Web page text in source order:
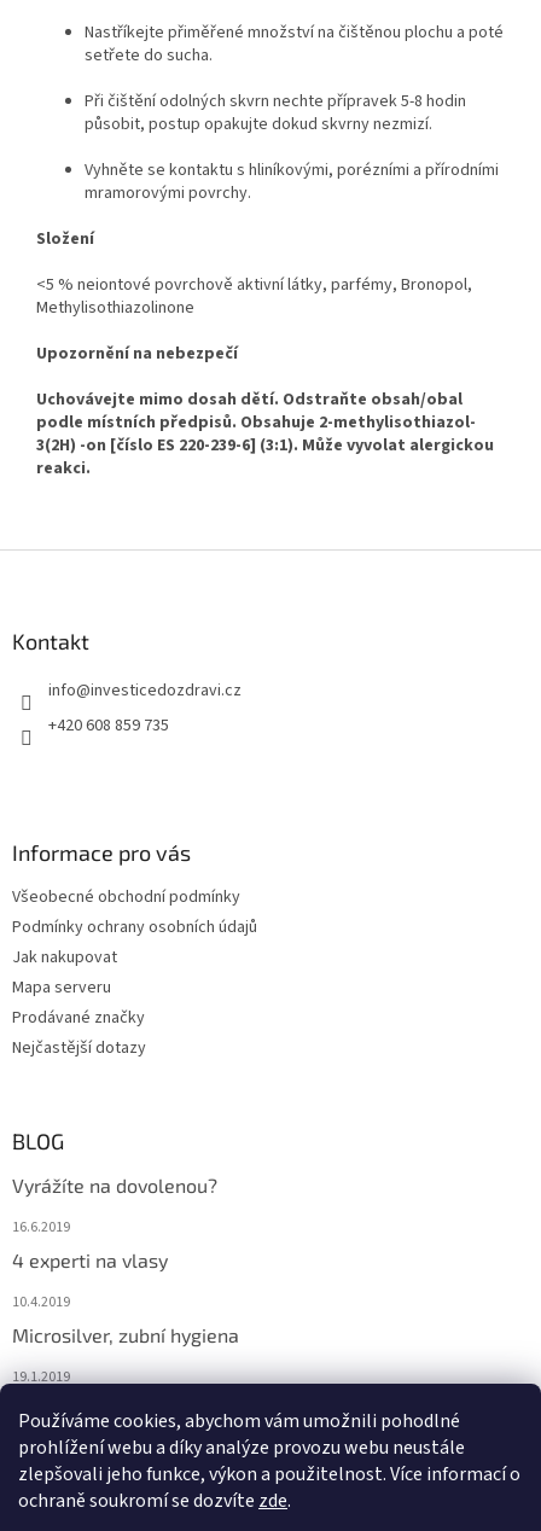
Používáme cookies, abychom vám umožnili pohodlné
prohlížení webu a díky analýze provozu webu neustále
zlepšovali jeho funkce, výkon a použitelnost. Více informací o
ochraně soukromí se dozvíte zde.
Nastříkejte přiměřené množství na čištěnou plochu a poté
setřete do sucha.
Při čištění odolných skvrn nechte přípravek 5-8 hodin
působit, postup opakujte dokud skvrny nezmizí.
Vyhněte se kontaktu s hliníkovými, porézními a přírodními
mramorovými povrchy.
Složení
<5 % neiontové povrchově aktivní látky, parfémy, Bronopol,
Methylisothiazolinone
Upozornění na nebezpečí
Uchovávejte mimo dosah dětí. Odstraňte obsah/obal
podle místních předpisů. Obsahuje 2-methylisothiazol-
3(2H) -on [číslo ES 220-239-6] (3:1). Může vyvolat alergickou
reakci.
Kontakt
info@investicedozdravi.cz
+420 608 859 735
Informace pro vás
Všeobecné obchodní podmínky
Podmínky ochrany osobních údajů
Jak nakupovat
Mapa serveru
Prodávané značky
Nejčastější dotazy
BLOG
Vyrážíte na dovolenou?
16.6.2019
4 experti na vlasy
10.4.2019
Microsilver, zubní hygiena
19.1.2019
Nemáte překyselený organismus?
12.1.2019